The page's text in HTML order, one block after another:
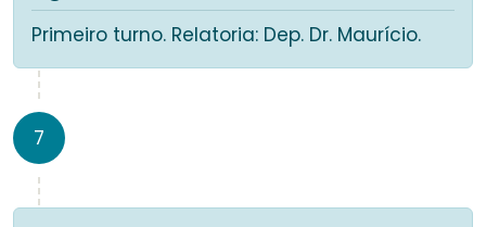
Primeiro turno. Relatoria: Dep. Dr. Maurício.
7